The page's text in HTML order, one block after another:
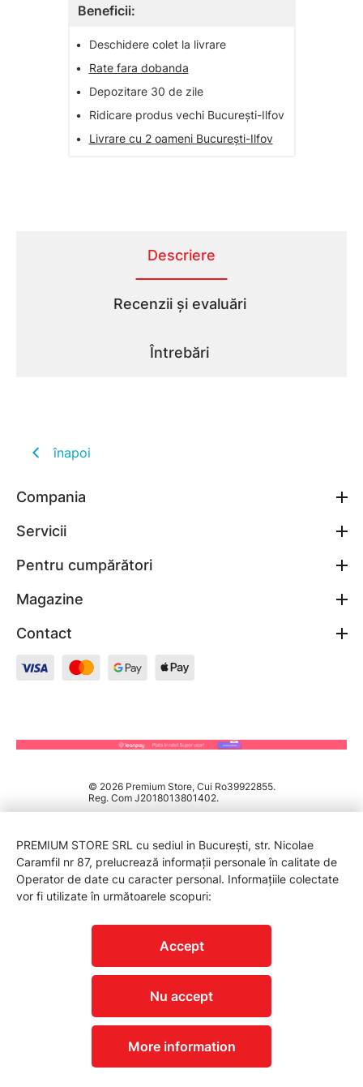
Beneficii:
•
Deschidere colet la livrare
•
Rate fara dobanda
•
Depozitare 30 de zile
•
Ridicare produs vechi București-Ilfov
•
Livrare cu 2 oameni București-Ilfov
Descriere
Recenzii și evaluări
Întrebări
înapoi
Compania
Servicii
Pentru cumpărători
Magazine
Contact
© 2026 Premium Store, Cui Ro39922855.
Reg. Com J2018013801402.
PREMIUM STORE SRL cu sediul in București, str. Nicolae
Caramfil nr 87, prelucrează informații personale în calitate de
Operator de date cu caracter personal. Informațiile colectate
vor fi utilizate în următoarele scopuri:
Accept
Nu accept
More information